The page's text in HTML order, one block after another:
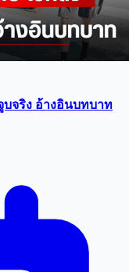
จริง อ้างอินบทบาท